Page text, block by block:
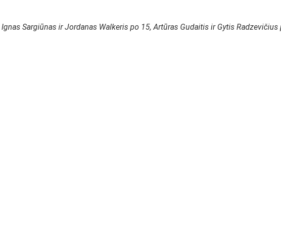
Sargiūnas ir Jordanas Walkeris po 15, Artūras Gudaitis ir Gytis Radzevičius